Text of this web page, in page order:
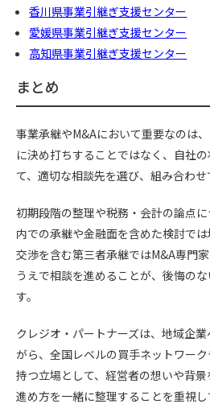
香川県事業引継ぎ支援センター
愛媛県事業引継ぎ支援センター
高知県事業引継ぎ支援センター
まとめ
事業承継やM&Aにおいて重要なのは
に決め打ちすることではなく、自社
て、適切な相談先を選び、組み合わせ
初期段階の整理や税務・会計の論点
内での承継や金融面を含めた検討で
交渉を含む第三者承継ではM&A専門家
うえで相談を進めることが、後悔の
す。
クレジオ・パートナーズは、地域企
がら、全国レベルの買手ネットワー
持つ立場として、経営者の想いや背
進め方を一緒に整理することを重視し